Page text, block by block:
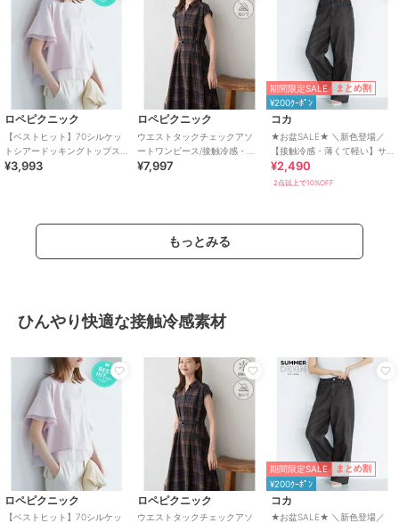
ロペピクニック
【ベストヒット】70シルケッ
トシアードッキングトップス/
着丈が選べる・UVカット・接
¥3,993
ロペピクニック
ウエストタックチェックアソ
ートワンピース/接触冷感・防
シワ・リンクコーデ
¥7,997
期間限定SALE まとめ割
¥200ｸｰﾎﾟﾝ
コカ
★お盆SALE★ ＼新色登場／
【接触冷感・薄くて軽い】サ
マーデニムウエストゴムイー
ジーパンツ 全4色
¥2,490
2点以上で10%OFF
もっとみる
ひんやり快適な接触冷感素材
ロペピクニック
【ベストヒット】70シルケッ
ロペピクニック
ウエストタックチェックアソ
期間限定SALE まとめ割
¥200ｸｰﾎﾟﾝ
コカ
★お盆SALE★ ＼新色登場／